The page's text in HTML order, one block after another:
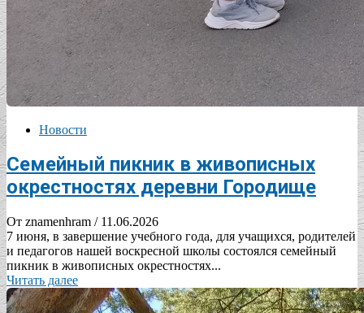
Новости
Cемейный пикник в живописных
окрестностях деревни Городище
От znamenhram / 11.06.2026
7 июня, в завершение учебного года, для учащихся, родителей
и педагогов нашей воскресной школы состоялся семейный
пикник в живописных окрестностях...
Читать далее